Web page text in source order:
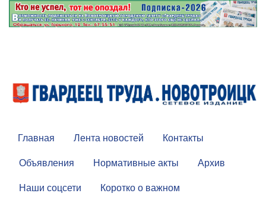
Главная Лента новостей
Контакты
Объявления
Нормативные акты
Архив
Наши соцсети
Коротко о важном